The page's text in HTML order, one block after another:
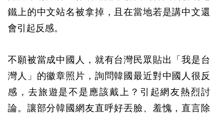
鐵上的中文站名被拿掉，且在當地若是講中文還
會引起反感。
不願被當成中國人，就有台灣民眾貼出「我是台
灣人」的徽章照片，詢問韓國最近對中國人很反
感，去旅遊是不是應該戴上？引起網友熱烈討
論。讓部分韓國網友直呼好丟臉、羞愧，直言除